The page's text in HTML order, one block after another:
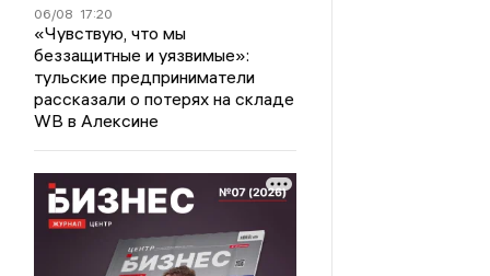
06/08 17:20
«Чувствую, что мы
беззащитные и уязвимые»:
тульские предприниматели
рассказали о потерях на складе
WB в Алексине